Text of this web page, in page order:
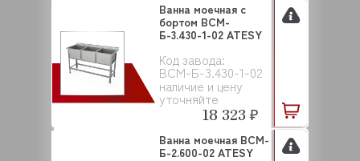
Код завода:
ВСМ-Б-3.430-1-02
наличие и цену
уточняйте
Ванна моечная с
бортом ВСМ-
Б-3.430-1-02 ATESY
18 323 ₽
Ванна моечная ВСМ-
Б-2.600-02 ATESY